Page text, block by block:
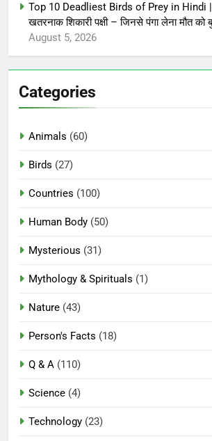
Top 10 Deadliest Birds of Prey in Hindi
खतरनाक शिकारी पक्षी – जिनसे पंगा लेना मौत को
August 5, 2026
Categories
Animals (60)
Birds (27)
Countries (100)
Human Body (50)
Mysterious (31)
Mythology & Spirituals (1)
Nature (43)
Person's Facts (18)
Q & A (110)
Science (4)
Technology (23)